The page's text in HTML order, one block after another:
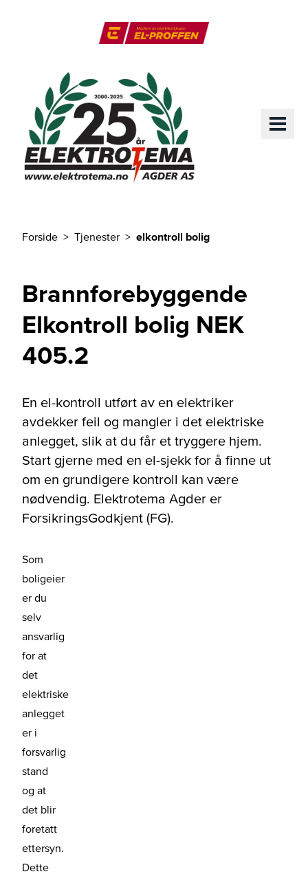
Forside Tjenester elkontroll bolig
Brannforebyggende
Elkontroll bolig NEK
405.2
En el-kontroll utført av en elektriker
avdekker feil og mangler i det elektriske
anlegget, slik at du får et tryggere hjem.
Start gjerne med en el-sjekk for å finne ut
om en grundigere kontroll kan være
nødvendig. Elektrotema Agder er
ForsikringsGodkjent (FG).
Som
boligeier
er du
selv
ansvarlig
for at
det
elektriske
anlegget
er i
forsvarlig
stand
og at
det blir
foretatt
ettersyn.
Dette